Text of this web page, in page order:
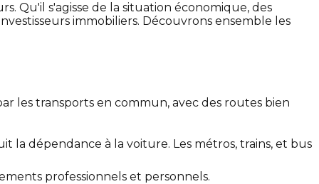
Qu'il s'agisse de la situation économique, des
immobiliers. Découvrons ensemble les
les transports en commun, avec des routes bien
dépendance à la voiture. Les métros, trains, et bus
professionnels et personnels.